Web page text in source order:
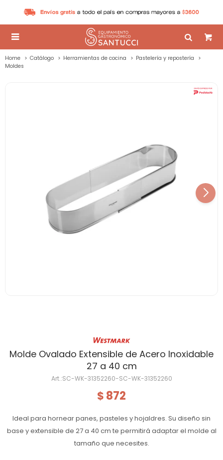

Home Catálogo Herramientas de cocina
Pastelería y repostería
Moldes
Molde Ovalado Extensible de Acero Inoxidable
27 a 40 cm
SC-WK-31352260-SC-WK-31352260
$ 872
Ideal para hornear panes, pasteles y hojaldres. Su diseño sin
base y extensible de 27 a 40 cm te permitirá adaptar el molde al
tamaño que necesites.